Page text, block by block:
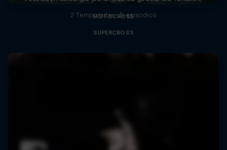
MOTOCROSS
2 Temporadas · 5 episodios
SUPERCROSS